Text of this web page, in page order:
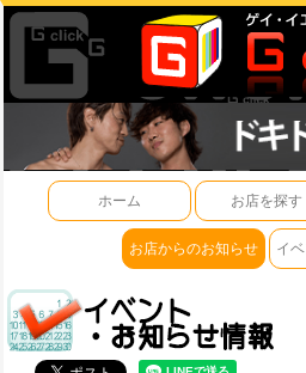
ホーム お店を探す
お店からのお知らせ イ